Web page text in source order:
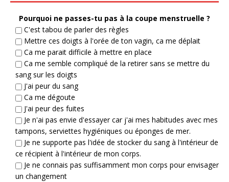
Pourquoi ne passes-tu pas à la coupe menstruelle ?
C'est tabou de parler des règles
Mettre ces doigts à l'orée de ton vagin, ca me déplait
Ca me parait difficile à mettre en place
Ca me semble compliqué de la retirer sans se mettre du
sang sur les doigts
J'ai peur du sang
Ca me dégoute
J'ai peur des fuites
Je n'ai pas envie d'essayer car j'ai mes habitudes avec mes
tampons, serviettes hygiéniques ou éponges de mer.
Je ne supporte pas l'idée de stocker du sang à l'intérieur de
ce récipient à l'intérieur de mon corps.
Je ne connais pas suffisamment mon corps pour envisager
un changement